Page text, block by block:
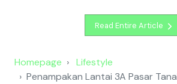
Read Entire Article
Homepage
Lifestyle
Penampakan Lantai 3A Pasar